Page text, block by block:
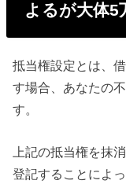
よるが大体5
抵当権設定とは、
す場合、あなたの
す。
上記の抵当権を抹
登記することによ